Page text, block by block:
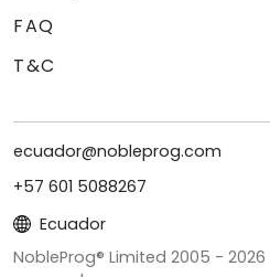
FAQ
T&C
ecuador@nobleprog.com
+57 601 5088267
Ecuador
NobleProg® Limited 2005 - 2026